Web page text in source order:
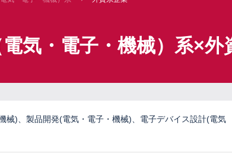
気・電子・機械）系×
械)、製品開発(電気・電子・機械)、電子デバイス設計(電気